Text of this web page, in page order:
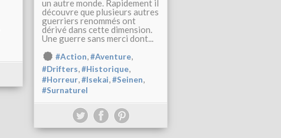
un autre monde. Rapidement il
découvre que plusieurs autres
guerriers renommés ont
dérivé dans cette dimension.
Une guerre sans merci dont...
#Action,#Aventure,
#Drifters,#Historique,
#Horreur,#Isekai,#Seinen,
#Surnaturel